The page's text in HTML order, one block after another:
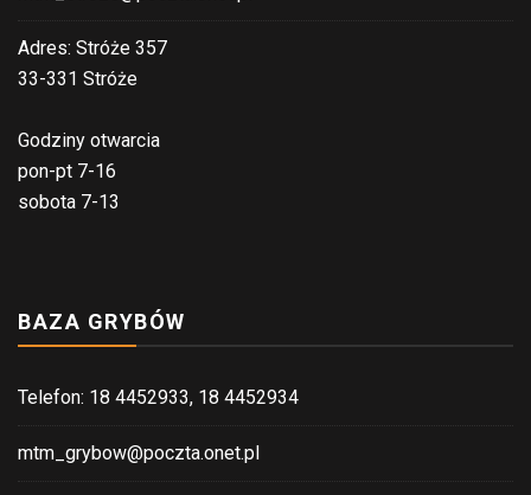
Adres: Stróże 357
33-331 Stróże
Godziny otwarcia
pon-pt 7-16
sobota 7-13
BAZA GRYBÓW
Telefon: 18 4452933, 18 4452934
mtm_grybow@poczta.onet.pl